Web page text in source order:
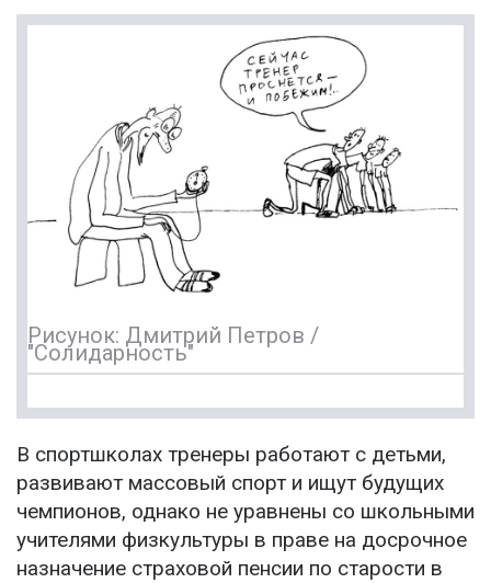
Рисунок: Дмитрий Петров /
"Солидарность"
В спортшколах тренеры работают с детьми,
развивают массовый спорт и ищут будущих
чемпионов, однако не уравнены со школьными
учителями физкультуры в праве на досрочное
назначение страховой пенсии по старости в